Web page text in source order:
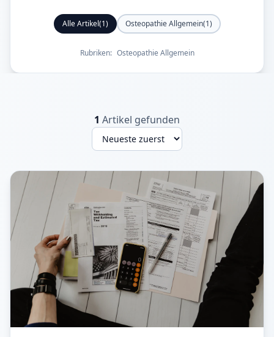
Alle Artikel(1) Osteopathie Allgemein(1)
Rubriken: Osteopathie Allgemein
1 Artikel gefunden